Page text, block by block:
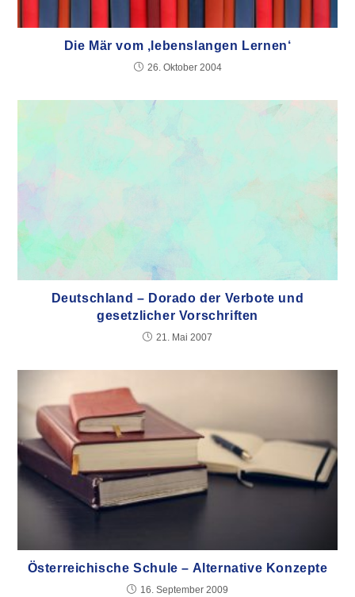
Die Mär vom ‚lebenslangen Lernen‘
26. Oktober 2004
Deutschland – Dorado der Verbote und
gesetzlicher Vorschriften
21. Mai 2007
Österreichische Schule – Alternative Konzepte
16. September 2009